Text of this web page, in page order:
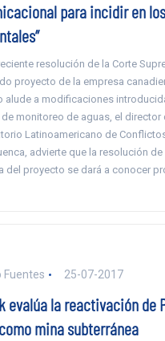
para incidir en
resolución de la Corte
proyecto de la empresa
alude a modificaciones
monitoreo de aguas, el director
Latinoamericano de
advierte que la resolución de
del proyecto se dará a conocer
Fuentes 25-07-2017
evalúa la reactivación de
mina subterránea